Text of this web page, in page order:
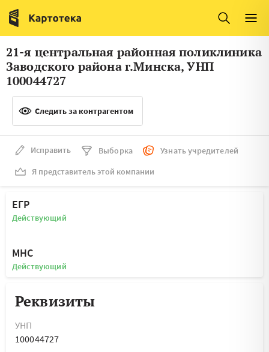
Италия
Люксембург
Литва
Латвия
Македония
Нидерланды
Словения
Франция
Финляндия
21-я центральная районная поликлиника
Заводского района г.Минска, УНП
100044727
Следить за контрагентом
Исправить Выборка
Узнать учредителей
Я представитель этой компании
ЕГР
Действующий
МНС
Действующий
Реквизиты
УНП
100044727